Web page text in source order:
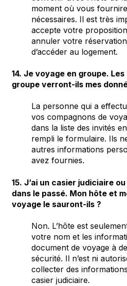
moment où vous
nécessaires. Il est très
accepte votre
annuler votre
d’accéder au logement.
14. Je voyage en groupe.
groupe verront-ils mes
La personne qui a
vos compagnons de
dans la liste des invités
rempli le formulaire. Ils
autres informations
avez fournies.
15. J’ai un casier judiciaire
dans le passé. Mon hôte et
voyage le sauront-ils ?
Non. L’hôte est
votre nom et les
document de voyage à
sécurité. Il n’est ni
collecter des
casier judiciaire.